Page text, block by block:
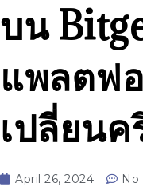
บน
แพลตฟ
เปลี่ยน
April 26, 2024 No